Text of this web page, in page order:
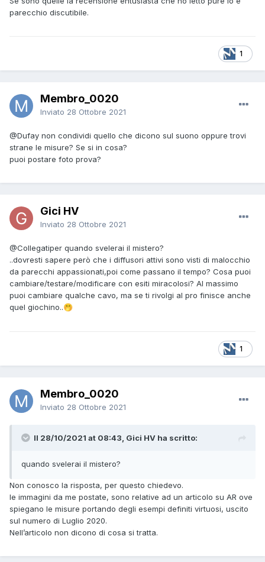
parecchio discutibile.
1
Membro_0020
Inviato 28 Ottobre 2021
@Dufay non condividi quello che dicono sul suono oppure trovi
strane le misure? Se si in cosa?
puoi postare foto prova?
Gici HV
Inviato 28 Ottobre 2021
@Collegatiper quando svelerai il mistero?
..dovresti sapere però che i diffusori attivi sono visti di malocchio
da parecchi appassionati,poi come passano il tempo? Cosa puoi
cambiare/testare/modificare con esiti miracolosi? Al massimo
puoi cambiare qualche cavo, ma se ti rivolgi al pro finisce anche
quel giochino..🤭
1
Membro_0020
Inviato 28 Ottobre 2021
Il 28/10/2021 at 08:43, Gici HV ha scritto:
quando svelerai il mistero?
Non conosco la risposta, per questo chiedevo.
le immagini da me postate, sono relative ad un articolo su AR ove
spiegano le misure portando degli esempi definiti virtuosi, uscito
sul numero di Luglio 2020.
Nell’articolo non dicono di cosa si tratta.